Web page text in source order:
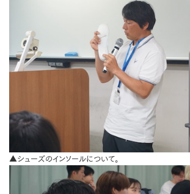
▲シューズのインソールについて。